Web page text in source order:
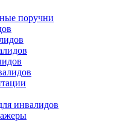
поручни
инвалидов